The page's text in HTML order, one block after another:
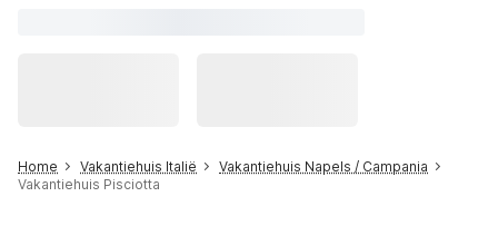
Home Vakantiehuis Italië
Vakantiehuis Napels / Campania
Vakantiehuis Pisciotta